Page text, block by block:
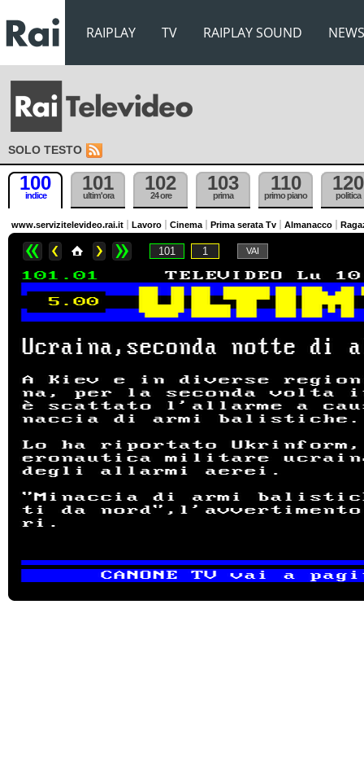
RAIPLAY TV RAIPLAY SOUND NEWS
SOLO TESTO
100
indice
101
ultim'ora
102
24 ore
103
prima
110
primo piano
120
politica
www.servizitelevideo.rai.it Lavoro Cinema Prima serata Tv Almanacco